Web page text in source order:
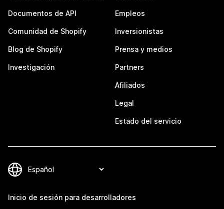
Documentos de API
Comunidad de Shopify
Blog de Shopify
Investigación
Empleos
Inversionistas
Prensa y medios
Partners
Afiliados
Legal
Estado del servicio
Inicio de sesión para desarrolladores